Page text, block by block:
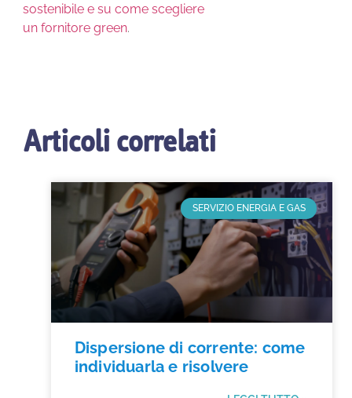
sostenibile e su come scegliere
un fornitore green.
Articoli correlati
SERVIZIO ENERGIA E GAS
Dispersione di corrente: come
individuarla e risolvere